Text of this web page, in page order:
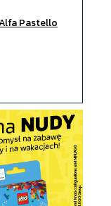
Pastello